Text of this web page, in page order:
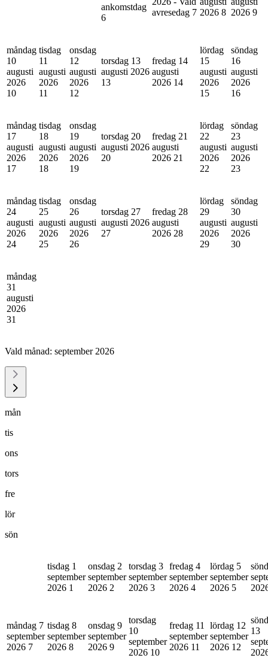
ankomstdag
6
avresedag 7 2026 8 2026 9
måndag
10
augusti
2026
10
tisdag
11
augusti
2026
11
onsdag
12
augusti
2026
12
torsdag 13
augusti 2026
13
fredag 14
augusti
2026 14
lördag
15
augusti
2026
15
söndag
16
augusti
2026
16
måndag
17
augusti
2026
17
tisdag
18
augusti
2026
18
onsdag
19
augusti
2026
19
torsdag 20
augusti 2026
20
fredag 21
augusti
2026 21
lördag
22
augusti
2026
22
söndag
23
augusti
2026
23
måndag
24
augusti
2026
24
tisdag
25
augusti
2026
25
onsdag
26
augusti
2026
26
torsdag 27
augusti 2026
27
fredag 28
augusti
2026 28
lördag
29
augusti
2026
29
söndag
30
augusti
2026
30
måndag
31
augusti
2026
31
Vald månad: september 2026
mån
tis
ons
tors
fre
lör
sön
tisdag 1
september
2026 1
onsdag 2
september
2026 2
torsdag 3
september
2026 3
fredag 4
september
2026 4
lördag 5
september
2026 5
måndag 7
september
2026 7
tisdag 8
september
2026 8
onsdag 9
september
2026 9
torsdag
10
september
2026 10
fredag 11
september
2026 11
lördag 12
september
2026 12
13